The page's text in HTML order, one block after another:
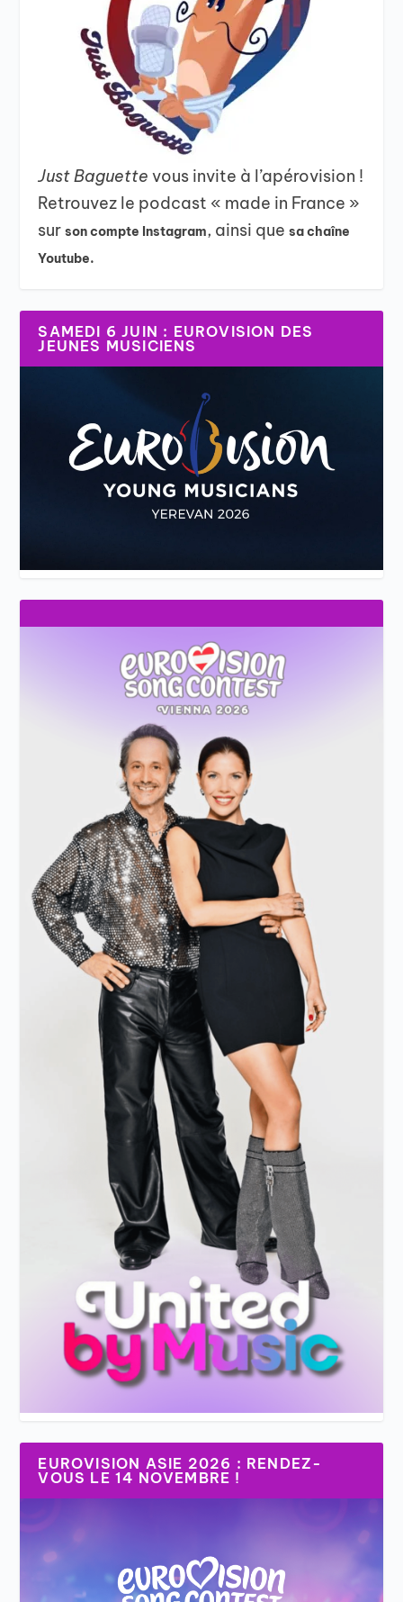
Just Baguettevous invite à l’apérovision !
Retrouvez le podcast « made in France »
surson compte Instagram, ainsi quesa chaîne
Youtube.
SAMEDI 6 JUIN : EUROVISION DES
JEUNES MUSICIENS
EUROVISION ASIE 2026 : RENDEZ-
VOUS LE 14 NOVEMBRE !